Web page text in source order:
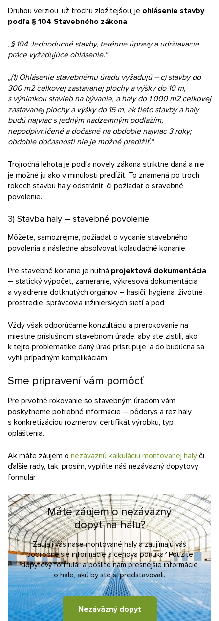
Druhou verziou, už trochu zložitejšou, je ohlásenie stavby
podľa § 104 Stavebného zákona:
„§ 104 Jednoduché stavby, terénne úpravy a udržiavacie
práce vyžadujúce ohlásenie.“
„(1) Ohlásenie stavebnému úradu vyžadujú – c) stavby do
300 m2 celkovej zastavanej plochy a výšky do 10 m,
s výnimkou stavieb na bývanie, a haly do 1 000 m2 celkovej
zastavanej plochy a výšky do 15 m, ak tieto stavby a haly
budú najviac s jedným nadzemným podlažím,
nepodpivničené a dočasné na obdobie najviac 3 roky;
obdobie dočasnosti nie je možné predĺžiť.“
Trojročná lehota je podľa novely zákona striktne daná a nie
je možné ju ako v minulosti predĺžiť. To znamená po troch
rokoch stavbu haly odstrániť, či požiadať o stavebné
povolenie.
3) Stavba haly – stavebné povolenie
Môžete, samozrejme, požiadať o vydanie stavebného
povolenia a následne absolvovať kolaudačné konanie.
Pre stavebné konanie je nutná projektová dokumentácia
– statický výpočet, zameranie, výkresová dokumentácia
a vyjadrenie dotknutých orgánov – hasiči, hygiena, životné
prostredie, správcovia inžinierskych sietí a pod.
Vždy však odporúčame konzultáciu a prerokovanie na
miestne príslušnom stavebnom úrade, aby ste zistili, ako
k tejto problematike daný úrad pristupuje, a do budúcna sa
vyhli prípadným komplikáciám.
Sme pripravení vám pomôcť
Pre prvotné rokovanie so stavebným úradom vám
poskytneme potrebné informácie – pôdorys a rez haly
s konkretizáciou rozmerov, certifikát výrobku, typ
opláštenia.
Ak máte záujem o nezáväznú kalkuláciu montovanej haly či
ďalšie rady, tak, prosím, vyplňte náš nezáväzný dopytový
formulár.
Máte záujem o nezáväzný
dopyt na halu?
Zaujali vás naše montované haly a zaujímajú vás
podrobnejšie informácie a cenová ponuka? Použite
dopytový formulár a pošlite nám presnejšie informácie
o hale, akú by ste si predstavovali.
Nezáväzný dopyt